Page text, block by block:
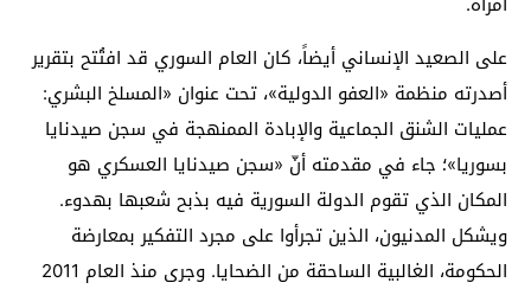
على الصعيد الإنساني أيضاً، كان العام السوري قد افتُتح بتقرير
أصدرته منظمة «العفو الدولية»، تحت عنوان «المسلخ البشري:
عمليات الشنق الجماعية والإبادة الممنهجة في سجن صيدنايا
بسوريا»؛ جاء في مقدمته أنّ «سجن صيدنايا العسكري هو
المكان الذي تقوم الدولة السورية فيه بذبح شعبها بهدوء.
ويشكل المدنيون، الذين تجرأوا على مجرد التفكير بمعارضة
الحكومة، الغالبية الساحقة من الضحايا. وجرى منذ العام 2011